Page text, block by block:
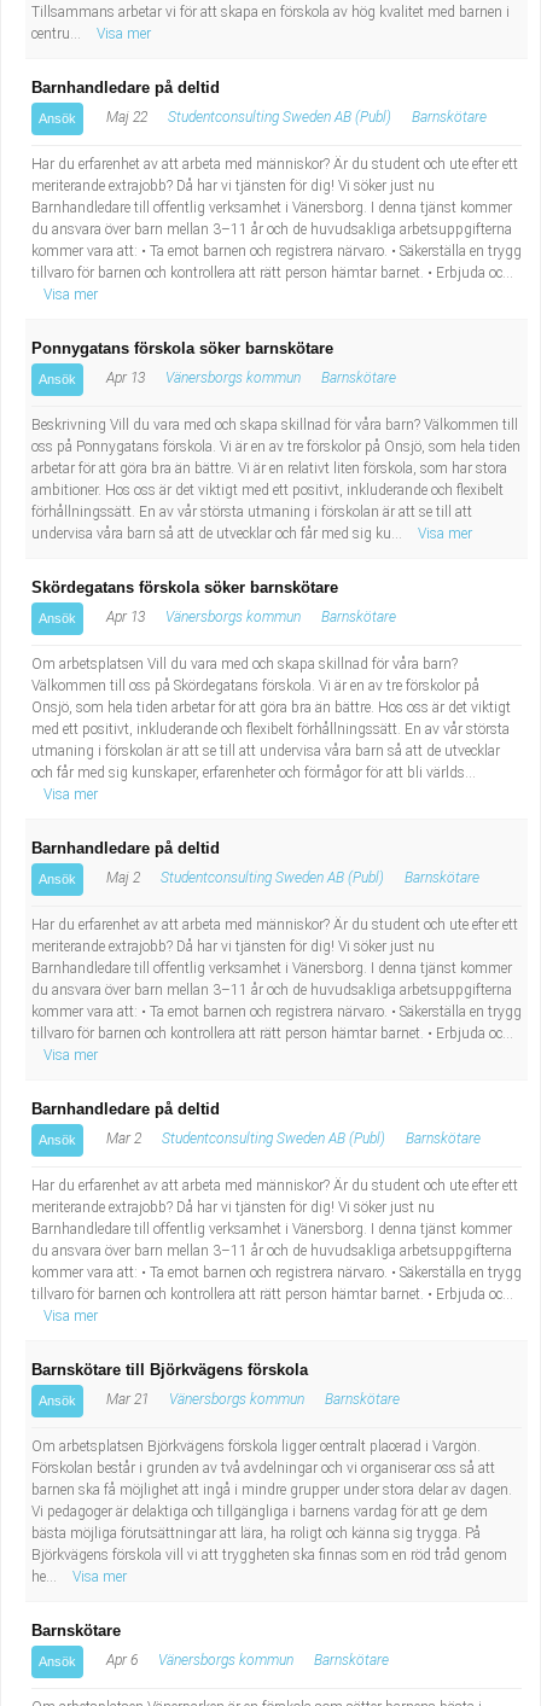
Tillsammans arbetar vi för att skapa en förskola av hög kvalitet med barnen i
centru...
Visa mer
Barnhandledare på deltid
Ansök Maj 22 Studentconsulting Sweden AB (Publ) Barnskötare
Har du erfarenhet av att arbeta med människor? Är du student och ute efter ett
meriterande extrajobb? Då har vi tjänsten för dig! Vi söker just nu
Barnhandledare till offentlig verksamhet i Vänersborg. I denna tjänst kommer
du ansvara över barn mellan 3–11 år och de huvudsakliga arbetsuppgifterna
kommer vara att: • Ta emot barnen och registrera närvaro. • Säkerställa en trygg
tillvaro för barnen och kontrollera att rätt person hämtar barnet. • Erbjuda oc...
Visa mer
Ponnygatans förskola söker barnskötare
Ansök Apr 13 Vänersborgs kommun Barnskötare
Beskrivning Vill du vara med och skapa skillnad för våra barn? Välkommen till
oss på Ponnygatans förskola. Vi är en av tre förskolor på Onsjö, som hela tiden
arbetar för att göra bra än bättre. Vi är en relativt liten förskola, som har stora
ambitioner. Hos oss är det viktigt med ett positivt, inkluderande och flexibelt
förhållningssätt. En av vår största utmaning i förskolan är att se till att
undervisa våra barn så att de utvecklar och får med sig ku...
Visa mer
Skördegatans förskola söker barnskötare
Ansök Apr 13 Vänersborgs kommun Barnskötare
Om arbetsplatsen Vill du vara med och skapa skillnad för våra barn?
Välkommen till oss på Skördegatans förskola. Vi är en av tre förskolor på
Onsjö, som hela tiden arbetar för att göra bra än bättre. Hos oss är det viktigt
med ett positivt, inkluderande och flexibelt förhållningssätt. En av vår största
utmaning i förskolan är att se till att undervisa våra barn så att de utvecklar
och får med sig kunskaper, erfarenheter och förmågor för att bli världs...
Visa mer
Barnhandledare på deltid
Ansök Maj 2 Studentconsulting Sweden AB (Publ) Barnskötare
Har du erfarenhet av att arbeta med människor? Är du student och ute efter ett
meriterande extrajobb? Då har vi tjänsten för dig! Vi söker just nu
Barnhandledare till offentlig verksamhet i Vänersborg. I denna tjänst kommer
du ansvara över barn mellan 3–11 år och de huvudsakliga arbetsuppgifterna
kommer vara att: • Ta emot barnen och registrera närvaro. • Säkerställa en trygg
tillvaro för barnen och kontrollera att rätt person hämtar barnet. • Erbjuda oc...
Visa mer
Barnhandledare på deltid
Ansök Mar 2 Studentconsulting Sweden AB (Publ) Barnskötare
Har du erfarenhet av att arbeta med människor? Är du student och ute efter ett
meriterande extrajobb? Då har vi tjänsten för dig! Vi söker just nu
Barnhandledare till offentlig verksamhet i Vänersborg. I denna tjänst kommer
du ansvara över barn mellan 3–11 år och de huvudsakliga arbetsuppgifterna
kommer vara att: • Ta emot barnen och registrera närvaro. • Säkerställa en trygg
tillvaro för barnen och kontrollera att rätt person hämtar barnet. • Erbjuda oc...
Visa mer
Barnskötare till Björkvägens förskola
Ansök Mar 21 Vänersborgs kommun Barnskötare
Om arbetsplatsen Björkvägens förskola ligger centralt placerad i Vargön.
Förskolan består i grunden av två avdelningar och vi organiserar oss så att
barnen ska få möjlighet att ingå i mindre grupper under stora delar av dagen.
Vi pedagoger är delaktiga och tillgängliga i barnens vardag för att ge dem
bästa möjliga förutsättningar att lära, ha roligt och känna sig trygga. På
Björkvägens förskola vill vi att tryggheten ska finnas som en röd tråd genom
he...
Visa mer
Barnskötare
Ansök Apr 6 Vänersborgs kommun Barnskötare